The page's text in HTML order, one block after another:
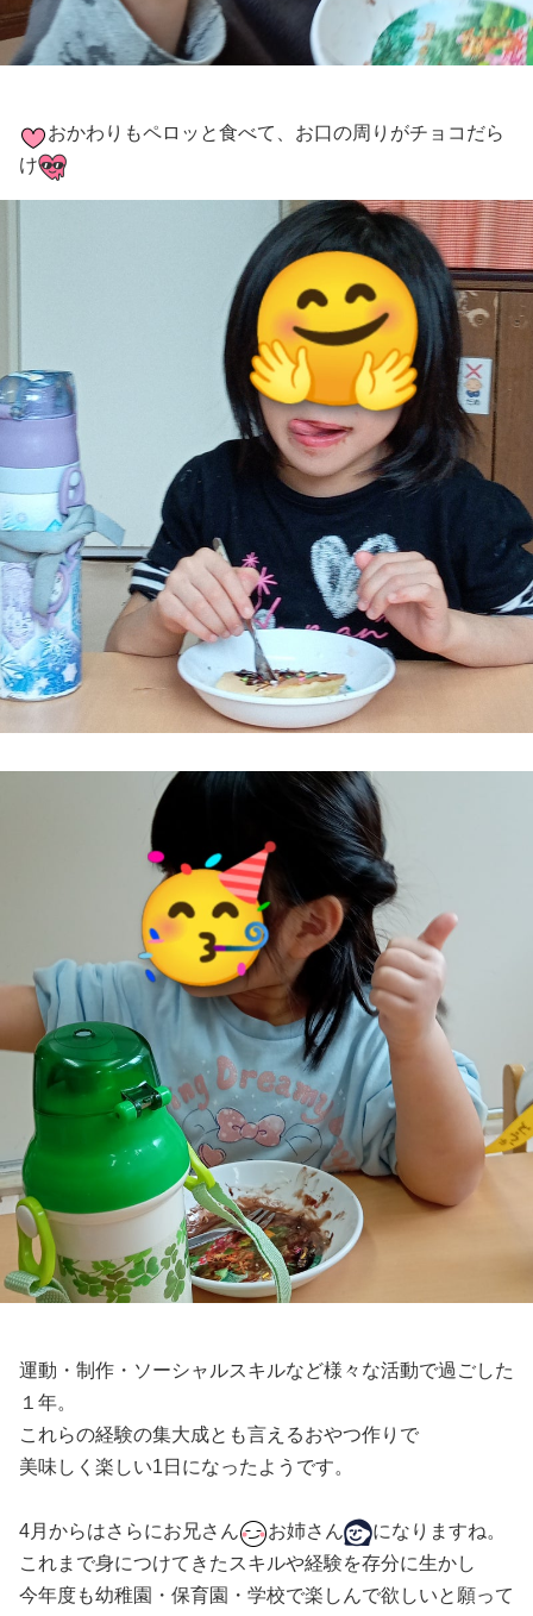
おかわりもペロッと食べて、お口の周りがチョコだら
け
運動・制作・ソーシャルスキルなど様々な活動で過ごした
１年。
これらの経験の集大成とも言えるおやつ作りで
美味しく楽しい1日になったようです。
4月からはさらにお兄さん お姉さん
になりますね。
これまで身につけてきたスキルや経験を存分に生かし
今年度も幼稚園・保育園・学校で楽しんで欲しいと願って